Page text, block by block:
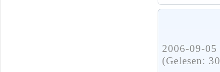
2006-09-
(Gelesen: